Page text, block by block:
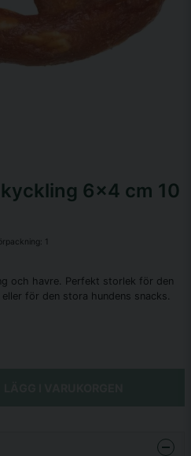
6x4 cm 10
1
och havre. Perfekt storlek för den
för den stora hundens snacks.